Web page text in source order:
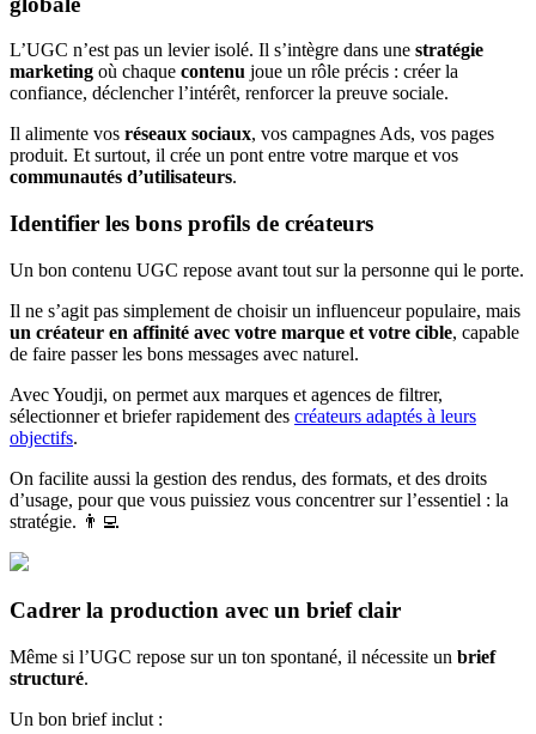
L’UGC n’est pas un levier isolé. Il s’intègre dans une stratégie
marketing où chaque contenu joue un rôle précis : créer la
confiance, déclencher l’intérêt, renforcer la preuve sociale.
Il alimente vos réseaux sociaux, vos campagnes Ads, vos pages
produit. Et surtout, il crée un pont entre votre marque et vos
communautés d’utilisateurs.
Identifier les bons profils de créateurs
Un bon contenu UGC repose avant tout sur la personne qui le porte.
Il ne s’agit pas simplement de choisir un influenceur populaire, mais
un créateur en affinité avec votre marque et votre cible, capable
de faire passer les bons messages avec naturel.
Avec Youdji, on permet aux marques et agences de filtrer,
sélectionner et briefer rapidement des créateurs adaptés à leurs
objectifs.
On facilite aussi la gestion des rendus, des formats, et des droits
d’usage, pour que vous puissiez vous concentrer sur l’essentiel : la
stratégie. 👨‍💻
Cadrer la production avec un brief clair
Même si l’UGC repose sur un ton spontané, il nécessite un brief
structuré.
Un bon brief inclut :